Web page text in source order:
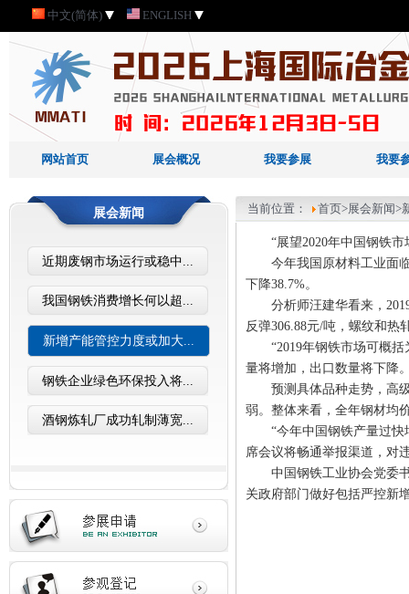
中文(简体) ENGLISH
网站首页 展会概况 我要参展 我要
展会新闻
近期废钢市场运行或稳中...
我国钢铁消费增长何以超...
新增产能管控力度或加大...
钢铁企业绿色环保投入将...
酒钢炼轧厂成功轧制薄宽...
当前位置： 首页>展会新闻>
“展望2020年中国钢铁
今年我国原材料工业面
下降38.7%。
分析师汪建华看来，
反弹306.88元/吨，螺纹和热
“2019年钢铁市场可概
量将增加，出口数量将下降
预测具体品种走势，高
弱。整体来看，全年钢材均
“今年中国钢铁产量过
席会议将畅通举报渠道，对
中国钢铁工业协会党委
关政府部门做好包括严控新